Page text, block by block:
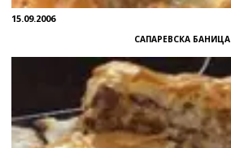
15.09.2006
СAПАРЕВСКА БАНИЦА